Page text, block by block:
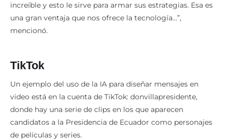
increíble y esto le sirve para armar sus estrategias. Esa es
una gran ventaja que nos ofrece la tecnología…”,
mencionó.
TikTok
Un ejemplo del uso de la IA para diseñar mensajes en
video está en la cuenta de TikTok: donvillapresidente,
donde hay una serie de clips en los que aparecen
candidatos a la Presidencia de Ecuador como personajes
de películas y series.